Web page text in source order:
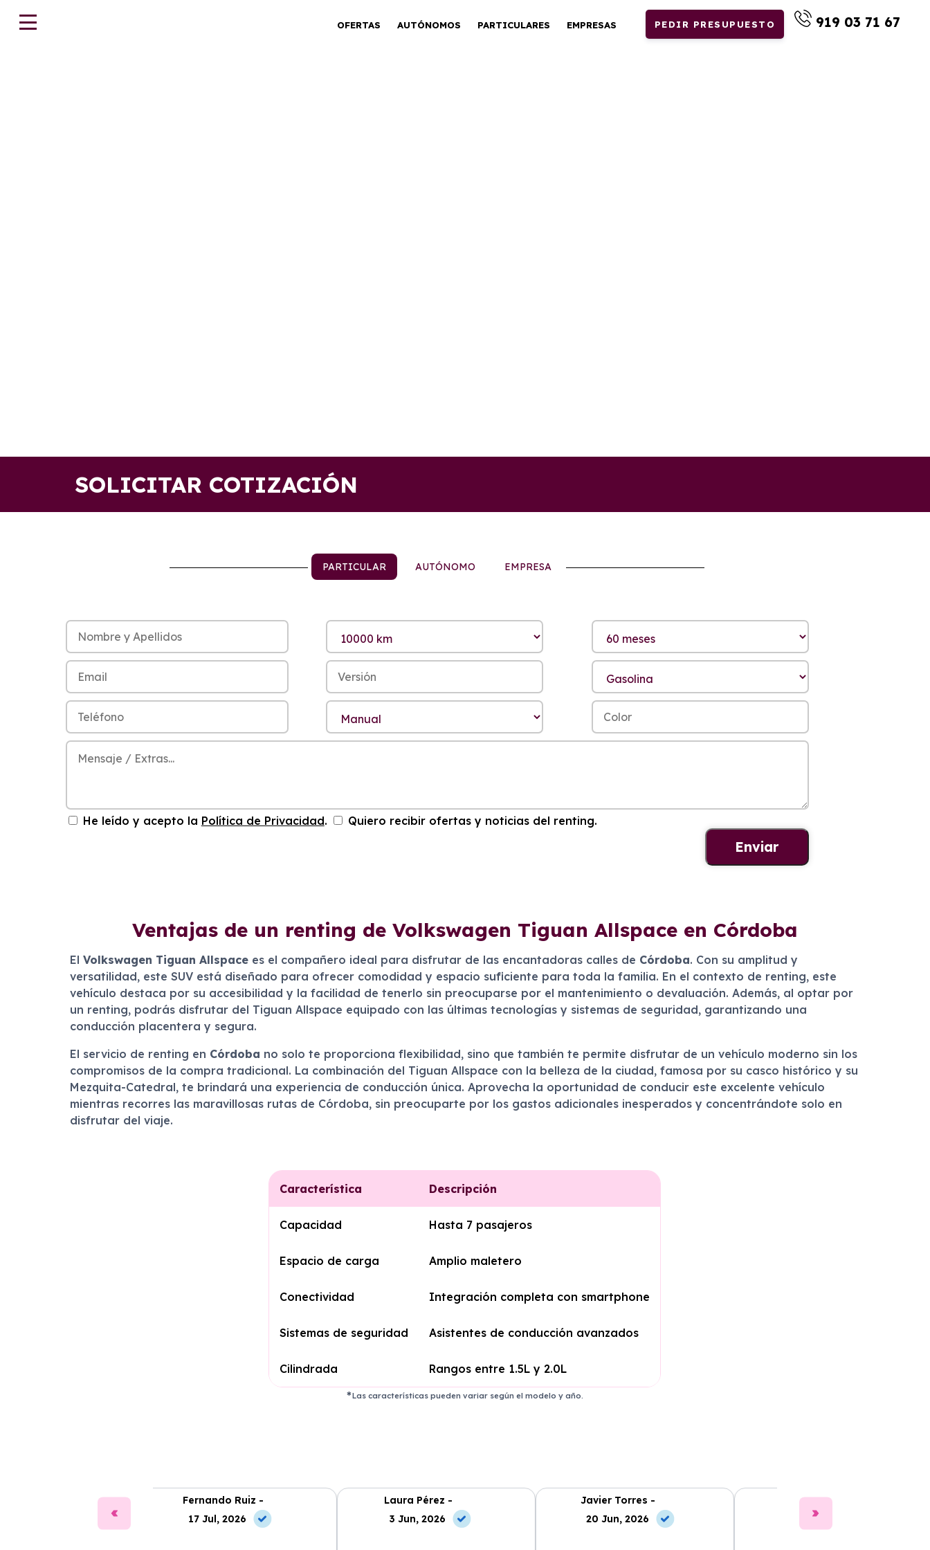
OFERTAS AUTÓNOMOS PARTICULARES EMPRESAS PEDIR PRESUPUESTO 919 03 71 67
SOLICITAR COTIZACIÓN
PARTICULAR AUTÓNOMO EMPRESA
He leído y acepto la Política de Privacidad. Quiero recibir ofertas y noticias del renting.
Ventajas de un renting de Volkswagen Tiguan Allspace en Córdoba
El Volkswagen Tiguan Allspacees el compañero ideal para disfrutar de las encantadoras calles de Córdoba. Con su amplitud y
versatilidad, este SUV está diseñado para ofrecer comodidad y espacio suficiente para toda la familia. En el contexto de renting, este
vehículo destaca por su accesibilidad y la facilidad de tenerlo sin preocuparse por el mantenimiento o devaluación. Además, al optar por
un renting, podrás disfrutar del Tiguan Allspace equipado con las últimas tecnologías y sistemas de seguridad, garantizando una
conducción placentera y segura.
El servicio de renting en Córdoba no solo te proporciona flexibilidad, sino que también te permite disfrutar de un vehículo moderno sin los
compromisos de la compra tradicional. La combinación del Tiguan Allspace con la belleza de la ciudad, famosa por su casco histórico y su
Mezquita-Catedral, te brindará una experiencia de conducción única. Aprovecha la oportunidad de conducir este excelente vehículo
mientras recorres las maravillosas rutas de Córdoba, sin preocuparte por los gastos adicionales inesperados y concentrándote solo en
disfrutar del viaje.
Característica Descripción
Capacidad Hasta 7 pasajeros
Espacio de carga Amplio maletero
Conectividad Integración completa con smartphone
Sistemas de seguridad Asistentes de conducción avanzados
Cilindrada Rangos entre 1.5L y 2.0L
Las características pueden variar según el modelo y año.
Fernando Ruiz -
17 Jul, 2026
Laura Pérez -
3 Jun, 2026
Javier Torres -
20 Jun, 2026
Clara Gómez -
10 Jul, 2026